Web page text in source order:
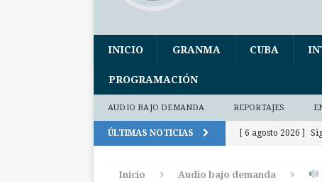
INICIO GRANMA CUBA
PROGRAMACIÓN
AUDIO BAJO DEMANDA REPORTAJES
ÚLTIMAS NOTICIAS [ 6 agosto 2026 ]
Inicio Audio bajo demanda